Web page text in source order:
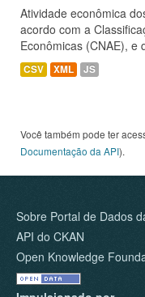
Atividade econômica
acordo com a
Econômicas (CNAE), e
CSV XML JS
Você também pode ter
Documentação da API).
Sobre Portal de Dados
API do CKAN
Open Knowledge